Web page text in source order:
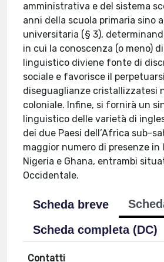
amministrativa e del sistema
anni della scuola primaria sino
universitaria (§ 3),
in cui la conoscenza (o meno)
linguistico diviene fonte di
sociale e favorisce il
diseguaglianze cristallizzatesi
coloniale. Infine, si fornirà un
linguistico delle varietà di
dei due Paesi dell’Africa sub-
maggior numero di presenze in
Nigeria e Ghana, entrambi
Occidentale.
Scheda breve
Scheda completa (DC)
Contatti